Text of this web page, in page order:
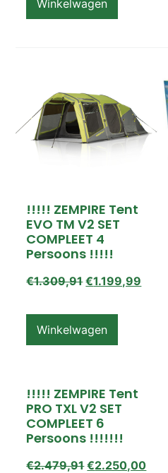
Winkelwagen
!!!!! ZEMPIRE Tent
EVO TM V2 SET
COMPLEET 4
Persoons !!!!!
€1.309,91 €1.199,99
Winkelwagen
!!!!! ZEMPIRE Tent
PRO TXL V2 SET
COMPLEET 6
Persoons !!!!!!!
€2.479,91 €2.250,00